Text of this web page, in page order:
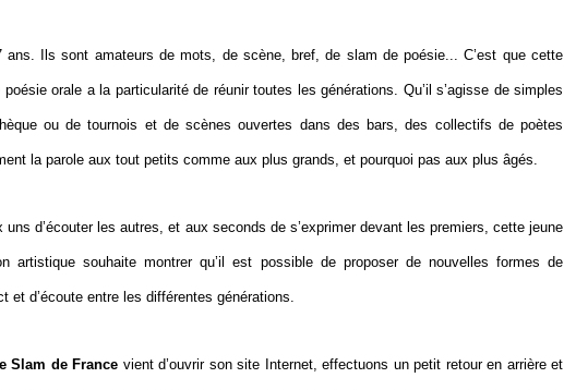
ans. Ils sont amateurs de mots, de scène, bref, de slam de poésie... C’est que cette
orale a la particularité de réunir toutes les générations. Qu’il s’agisse de simples
ou de tournois et de scènes ouvertes dans des bars, des collectifs de poètes
la parole aux tout petits comme aux plus grands, et pourquoi pas aux plus âgés.
uns d’écouter les autres, et aux seconds de s’exprimer devant les premiers, cette jeune
artistique souhaite montrer qu’il est possible de proposer de nouvelles formes de
et d’écoute entre les différentes générations.
Slam de France vient d’ouvrir son site Internet, effectuons un petit retour en arrière et